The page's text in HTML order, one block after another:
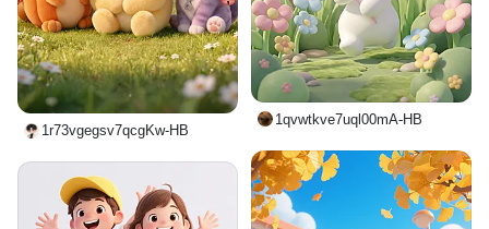
1r73vgegsv7qcgKw-HB
1qvwtkve7uql00mA-HB